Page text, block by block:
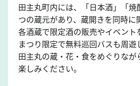
田主丸町内には、「日本酒」「焼
つの蔵元があり、蔵開きを同時に
各酒蔵で限定酒の販売やイベント
まつり限定で無料巡回バスも周遊
田主丸の蔵・花・食をめぐりなが
楽しみください。